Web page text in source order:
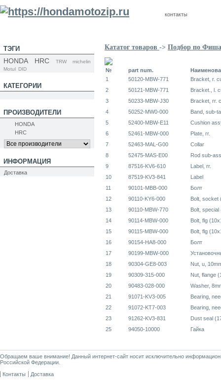
контакты
ТЭГИ
HONDA HRC TRW
michelin
Motul DID
КАТЕГОРИИ
ПРОИЗВОДИТЕЛИ
HONDA
HRC
ИНФОРМАЦИЯ
Доставка
Кататог товаров -> Подбор по
№ part num.
1
50120-MBW-771
Bracket, r.
2
50121-MBW-771
Bracket., l.
3
50233-MBW-J30
Bracket, rr.
4
50252-MW0-000
Band, sub-
5
52400-MBW-E11
Cushion
6
52461-MBW-000
Plate, rr.
7
52463-MAL-G00
Collar
8
52475-MAS-E00
Rod sub-
9
87516-KV6-610
Label, rr.
10
87519-KV3-841
Label
11
90101-MBB-000
Болт
12
90110-KY6-000
Bolt, socket
13
90110-MBW-770
Bolt, special
14
90114-MBW-000
Bolt, flg
15
90115-MBW-000
Bolt, flg
16
90154-HA8-000
Болт
17
90199-MBW-000
18
90304-GE8-003
Nut, u,
19
90309-315-000
Nut, flange
20
90483-028-000
Washer,
21
91071-KV3-005
Bearing,
22
91072-KT7-003
Bearing,
23
91262-KV3-831
Dust seal
25
94050-10000 Гайка
Обращаем ваше внимание! Данный интернет-сайт носит исключительно
Российской Федерации.
Контакты
Доставка